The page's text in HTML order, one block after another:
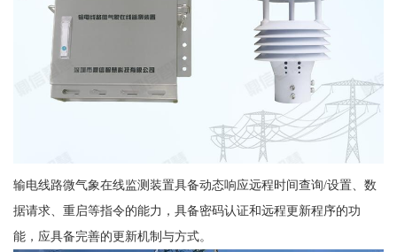
输电线路微气象在线监测装置具备动态响应远程时间查询/设置、数
据请求、重启等指令的能力，具备密码认证和远程更新程序的功
能，应具备完善的更新机制与方式。